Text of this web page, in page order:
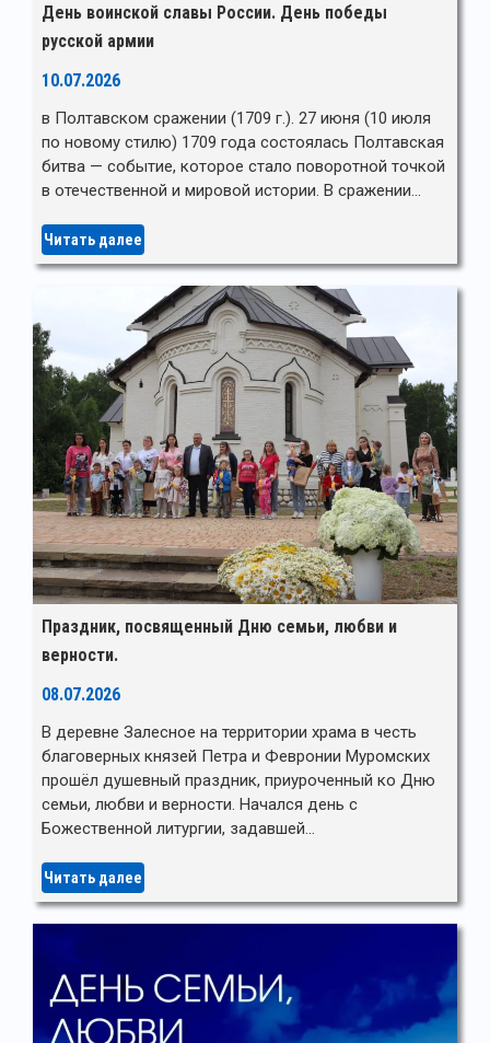
День воинской славы России. День победы
русской армии
10.07.2026
в Полтавском сражении (1709 г.). 27 июня (10 июля
по новому стилю) 1709 года состоялась Полтавская
битва — событие, которое стало поворотной точкой
в отечественной и мировой истории. В сражении…
Читать далее
Праздник, посвященный Дню семьи, любви и
верности.
08.07.2026
В деревне Залесное на территории храма в честь
благоверных князей Петра и Февронии Муромских
прошёл душевный праздник, приуроченный ко Дню
семьи, любви и верности. Начался день с
Божественной литургии, задавшей…
Читать далее